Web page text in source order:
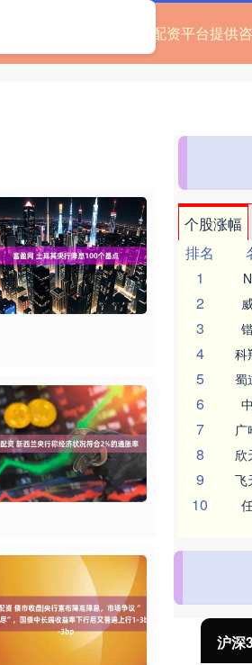
配资平台提供
个股涨幅
排名
1
2
3
4 科
5 蜀
6
7 广
8 欣
9 飞
10
-0.24% 沪深